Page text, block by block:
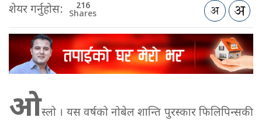
शेयर गर्नुहोस: 216
Shares
ओस्लो । यस वर्षको नोबेल शान्ति पुरस्कार फिलिपिन्सकी